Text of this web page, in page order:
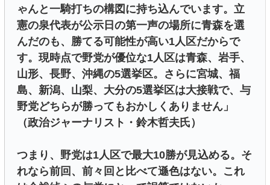
ゃんと一騎打ちの構図に持ち込んでいます。立
憲の泉代表が公示日の第一声の場所に青森を選
んだのも、勝てる可能性が高い1人区だからで
す。現時点で野党が優位な1人区は青森、岩手、
山形、長野、沖縄の5選挙区。さらに宮城、福
島、新潟、山梨、大分の5選挙区は大接戦で、与
野党どちらが勝ってもおかしくありません」
（政治ジャーナリスト・鈴木哲夫氏）
つまり、野党は1人区で最大10勝が見込める。そ
れなら前回、前々回と比べて遜色はない。これ